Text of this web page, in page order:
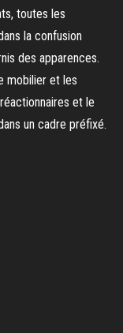
toutes les
la confusion
des apparences.
mobilier et les
et le
un cadre préfixé.